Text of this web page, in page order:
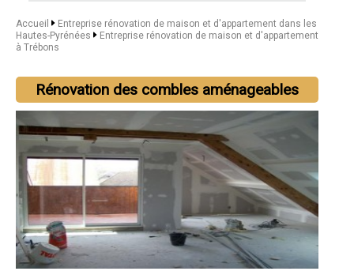
Accueil
Entreprise rénovation de maison et d'appartement dans les
Hautes-Pyrénées
Entreprise rénovation de maison et d'appartement
à Trébons
Rénovation des combles aménageables